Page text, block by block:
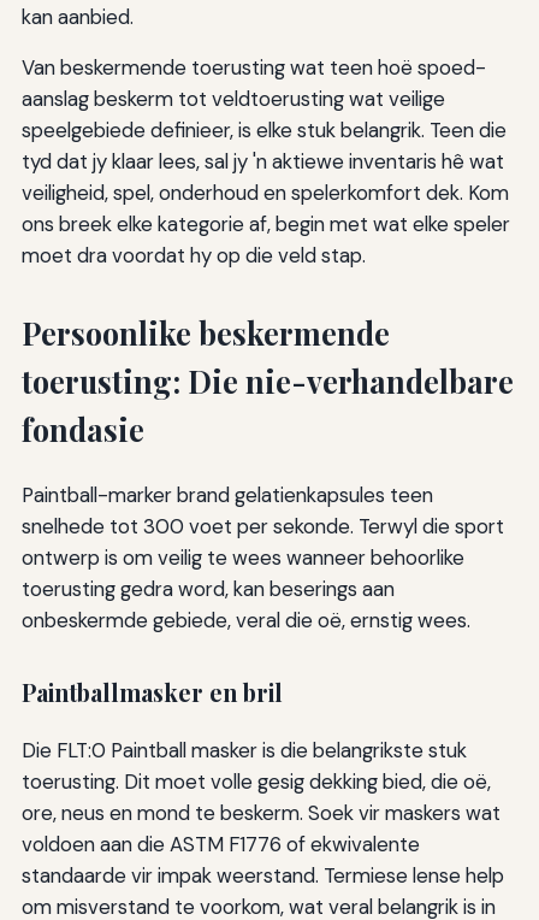
kan aanbied.
Van beskermende toerusting wat teen hoë spoed-
aanslag beskerm tot veldtoerusting wat veilige
speelgebiede definieer, is elke stuk belangrik. Teen die
tyd dat jy klaar lees, sal jy 'n aktiewe inventaris hê wat
veiligheid, spel, onderhoud en spelerkomfort dek. Kom
ons breek elke kategorie af, begin met wat elke speler
moet dra voordat hy op die veld stap.
Persoonlike beskermende
toerusting: Die nie-verhandelbare
fondasie
Paintball-marker brand gelatienkapsules teen
snelhede tot 300 voet per sekonde. Terwyl die sport
ontwerp is om veilig te wees wanneer behoorlike
toerusting gedra word, kan beserings aan
onbeskermde gebiede, veral die oë, ernstig wees.
Paintballmasker en bril
Die FLT:0 Paintball masker is die belangrikste stuk
toerusting. Dit moet volle gesig dekking bied, die oë,
ore, neus en mond te beskerm. Soek vir maskers wat
voldoen aan die ASTM F1776 of ekwivalente
standaarde vir impak weerstand. Termiese lense help
om misverstand te voorkom, wat veral belangrik is in